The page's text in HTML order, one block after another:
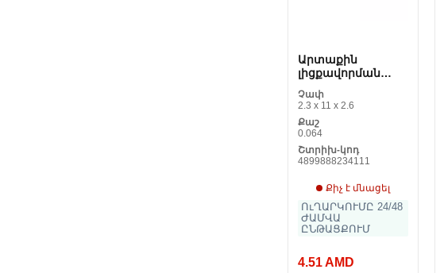
Արտաքին
լիցքավորման
144741
Չափ
2.3 x 11 x 2.6
Քաշ
0.064
Շտրիխ-կոդ
4899888234111
Քիչ է մնացել
ՈւՂԱՐԿՈՒՄԸ 24/48
ԺԱՄՎԱ
ԸՆԹԱՑՔՈՒՄ
4.51 AMD